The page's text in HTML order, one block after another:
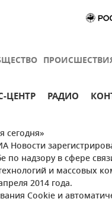
ЦЕНТР РАДИО
сегодня»
Новости
по надзору в сфере
и массовых
2014 года.
Cookie и